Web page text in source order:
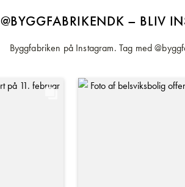
@BYGGFABRIKENDK – BLIV
Byggfabriken på Instagram. Tag med